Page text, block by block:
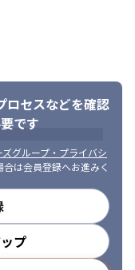
クオリティをより向
ブ組織の拡充がまだ
組織をグロースし、
を牽引してゆく仲間
ロセスなどを確認
です
ズグループ・プライバシ
は会員登録へお進みく
プ